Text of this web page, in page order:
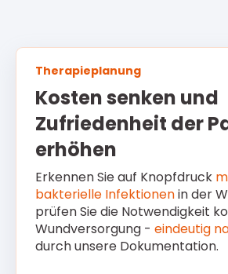
Therapieplanung
Kosten senken und
Zufriedenheit der
erhöhen
Erkennen Sie auf Knopfdruck
bakterielle Infektionenin der
prüfen Sie die Notwendigkeit
Wundversorgung - eindeutig
durch unsere Dokumentation.